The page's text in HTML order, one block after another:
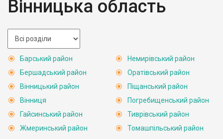
Вінницька область
Барський район
Бершадський район
Вінницький район
Вінниця
Гайсинський район
Жмеринський район
Немирівський район
Оратівський район
Піщанський район
Погребищенський район
Тиврівський район
Томашпільський район